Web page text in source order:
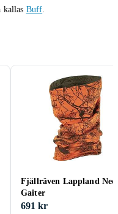
kallas Buff.
Fjällräven Lappland
Gaiter
691 kr